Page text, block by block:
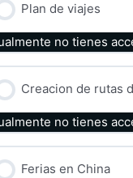
Plan de viajes
no tienes
Creacion de rutas
no tienes
Ferias en China